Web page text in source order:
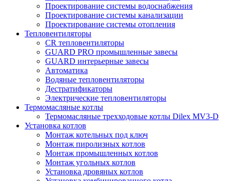
Проектирование системы водоснабжения
Проектирование системы канализации
Проектирование системы отопления
Тепловентиляторы
CR тепловентиляторы
GUARD PRO промышленные завесы
GUARD интерьерные завесы
Автоматика
Водяные тепловентиляторы
Дестратификаторы
Электрические тепловентиляторы
Термомасляные котлы
Термомасляные трехходовые котлы Dilex MV3-D
Установка котлов
Монтаж котельных под ключ
Монтаж пиролизных котлов
Монтаж промышленных котлов
Монтаж угольных котлов
Установка дровяных котлов